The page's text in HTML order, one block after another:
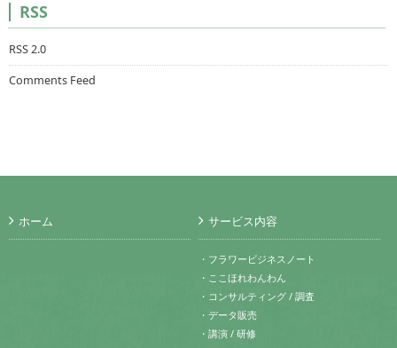
RSS
RSS 2.0
Comments Feed
ホーム サービス内容
・フラワービジネスノート
・ここほれわんわん
・コンサルティング / 調査
・データ販売
・講演 / 研修